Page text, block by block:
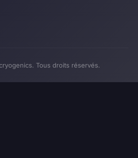
Tous droits réservés.